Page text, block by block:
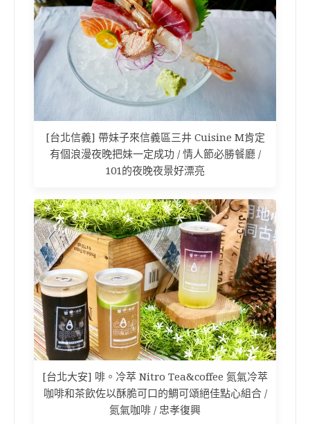
[台北信義] 帶妹子來信義區三井 Cuisine M肯定
有個浪漫夜晚把妹一定成功 / 情人節必勝餐廳 /
101的夜晚夜景好漂亮
[台北大安] 啡。冷萃 Nitro Tea&coffee 氮氣冷萃
咖啡和茶飲佐以酥脆可口的鯛可頌絕佳點心組合 /
氮氣咖啡 / 忠孝復興